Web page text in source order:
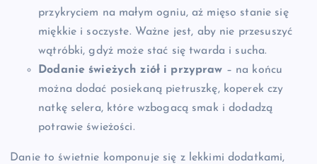
przykryciem na małym ogniu, aż mięso stanie się
miękkie i soczyste. Ważne jest, aby nie przesuszyć
wątróbki, gdyż może stać się twarda i sucha.
Dodanie świeżych ziół i przypraw – na końcu
można dodać posiekaną pietruszkę, koperek czy
natkę selera, które wzbogacą smak i dodadzą
potrawie świeżości.
Danie to świetnie komponuje się z lekkimi dodatkami,